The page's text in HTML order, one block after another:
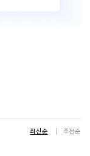
최신순 추천순